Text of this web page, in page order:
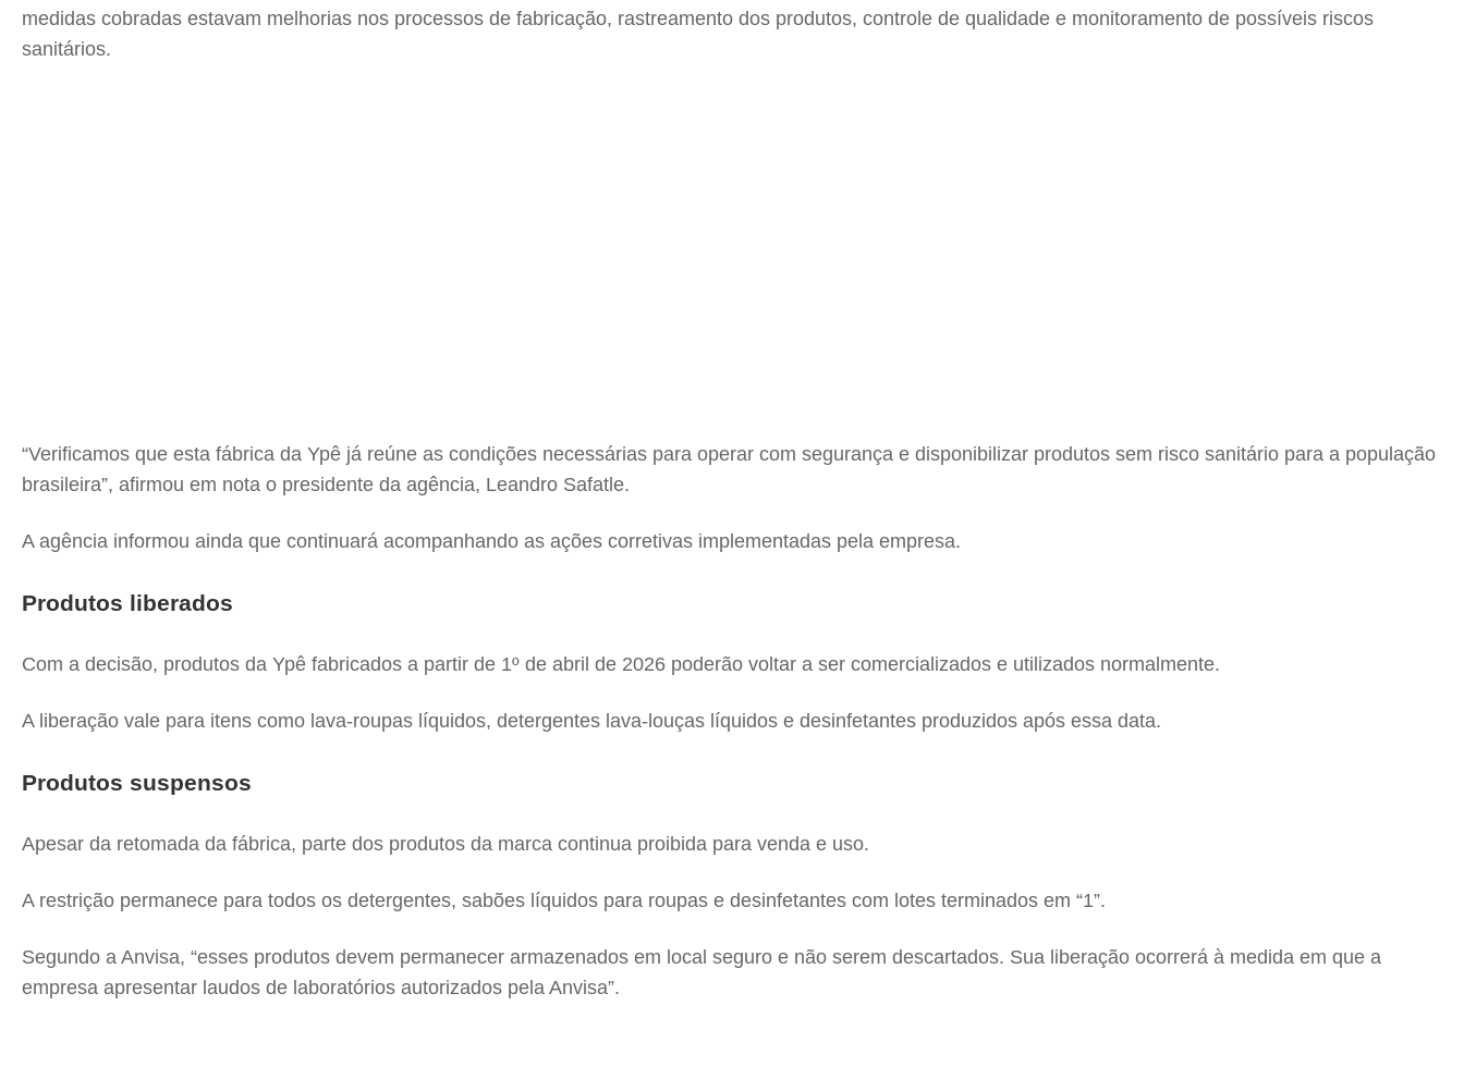
medidas cobradas estavam melhorias nos processos de fabricação, rastreamento dos produtos, controle de qualidade e monitoramento de possíveis riscos
sanitários.
“Verificamos que esta fábrica da Ypê já reúne as condições necessárias para operar com segurança e disponibilizar produtos sem risco sanitário para a população
brasileira”, afirmou em nota o presidente da agência, Leandro Safatle.
A agência informou ainda que continuará acompanhando as ações corretivas implementadas pela empresa.
Produtos liberados
Com a decisão, produtos da Ypê fabricados a partir de 1º de abril de 2026 poderão voltar a ser comercializados e utilizados normalmente.
A liberação vale para itens como lava-roupas líquidos, detergentes lava-louças líquidos e desinfetantes produzidos após essa data.
Produtos suspensos
Apesar da retomada da fábrica, parte dos produtos da marca continua proibida para venda e uso.
A restrição permanece para todos os detergentes, sabões líquidos para roupas e desinfetantes com lotes terminados em “1”.
Segundo a Anvisa, “esses produtos devem permanecer armazenados em local seguro e não serem descartados. Sua liberação ocorrerá à medida em que a
empresa apresentar laudos de laboratórios autorizados pela Anvisa”.